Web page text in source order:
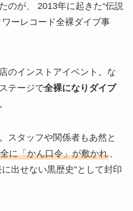
のが、 2013年に起きた“伝説
ーレコード全裸ダイブ事
のインストアイベント。な
テージで全裸になりダイブ
スタッフや関係者もあ然と
に「かん口令」が敷かれ、
出せない黒歴史”として封印